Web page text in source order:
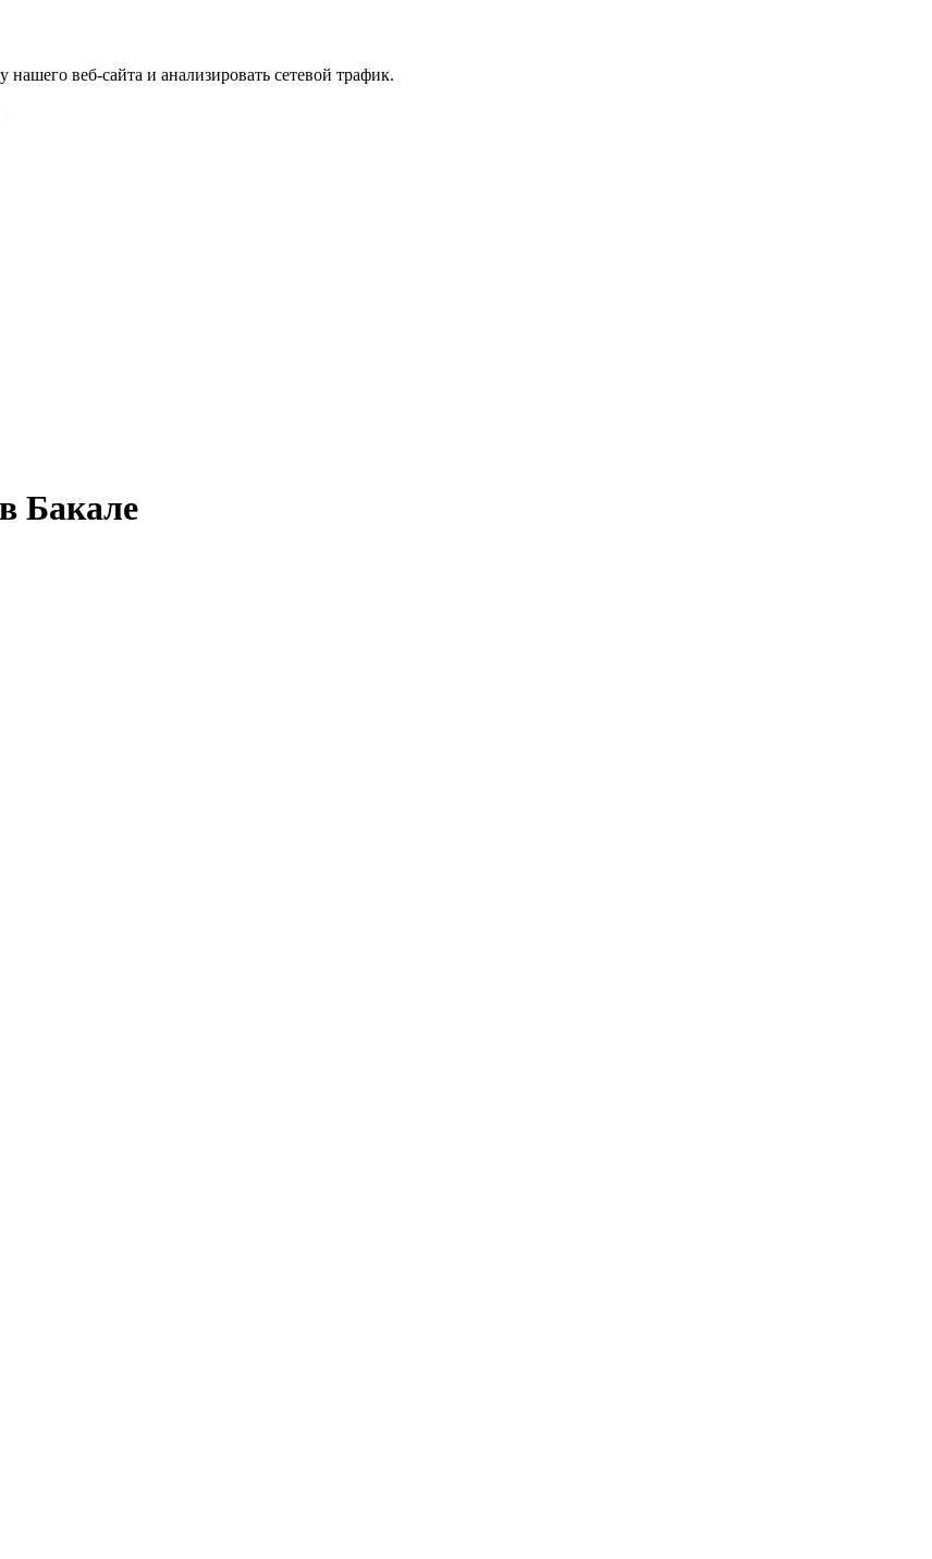
веб-сайта и анализировать сетевой трафик.
Бакале